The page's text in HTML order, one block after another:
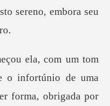
sereno,
o infortúnio de uma